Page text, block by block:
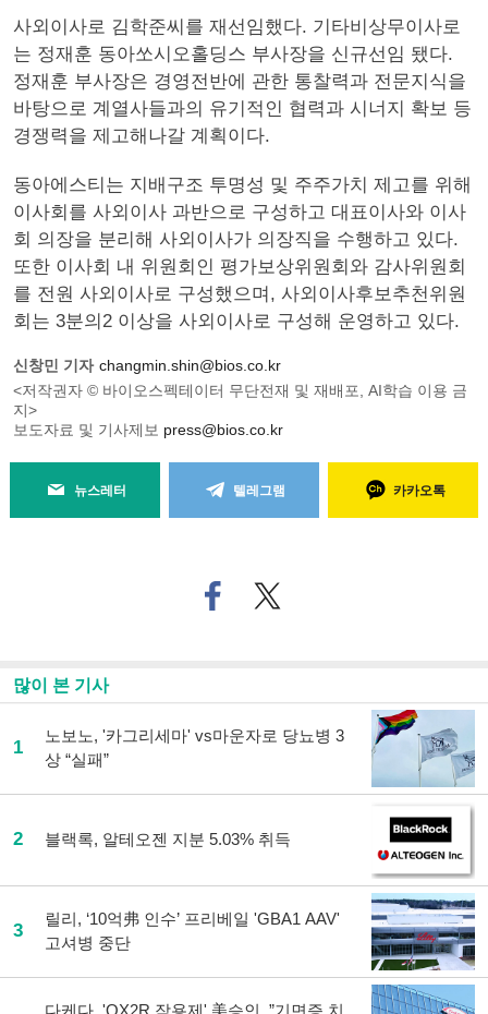
사외이사로 김학준씨를 재선임했다. 기타비상무이사로
는 정재훈 동아쏘시오홀딩스 부사장을 신규선임 됐다.
정재훈 부사장은 경영전반에 관한 통찰력과 전문지식을
바탕으로 계열사들과의 유기적인 협력과 시너지 확보 등
경쟁력을 제고해나갈 계획이다.
동아에스티는 지배구조 투명성 및 주주가치 제고를 위해
이사회를 사외이사 과반으로 구성하고 대표이사와 이사
회 의장을 분리해 사외이사가 의장직을 수행하고 있다.
또한 이사회 내 위원회인 평가보상위원회와 감사위원회
를 전원 사외이사로 구성했으며, 사외이사후보추천위원
회는 3분의2 이상을 사외이사로 구성해 운영하고 있다.
신창민 기자 changmin.shin@bios.co.kr
<저작권자 © 바이오스펙테이터 무단전재 및 재배포, AI학습 이용 금
지>
보도자료 및 기사제보 press@bios.co.kr
뉴스레터 텔레그램 카카오톡
페
이
기
사
공
트위
터로
많이 본 기사
1
노보노, '카그리세마' vs마운자로 당뇨병 3
상 “실패”
2 블랙록, 알테오젠 지분 5.03% 취득
3
릴리, ‘10억弗 인수’ 프리베일 'GBA1 AAV'
고셔병 중단
다케다, 'OX2R 작용제' 美승인..”기면증 치